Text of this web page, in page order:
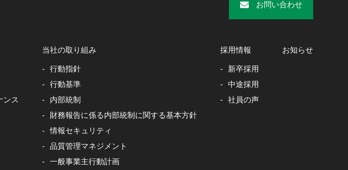
お問い合わせ
ンス
当社の取り組み
行動指針
行動基準
内部統制
財務報告に係る内部統制に関する基本方針
情報セキュリティ
品質管理マネジメント
一般事業主行動計画
採用情報
新卒採用
中途採用
社員の声
お知らせ